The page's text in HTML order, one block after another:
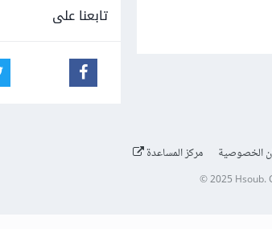
تابعنا على
الخصوصية مركز المساعدة
© 2025 Hsoub.